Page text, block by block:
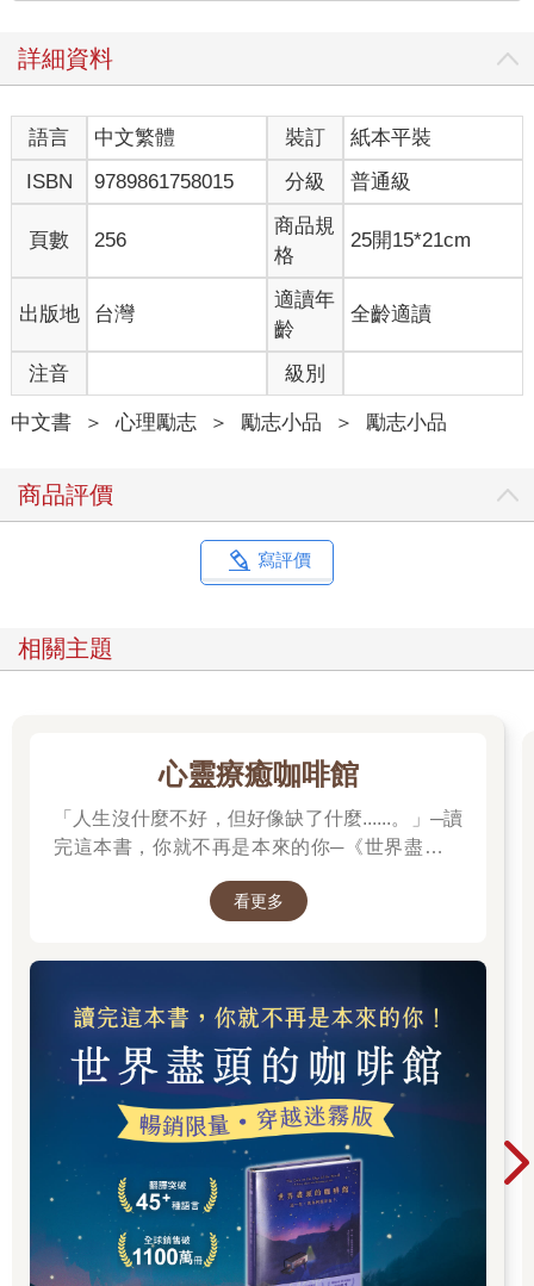
生遺憾。
的金錢跟時間都討回來。
這感受，很像大排長龍等待用餐的經歷：排隊時，我們餓著肚子
期盼能夠用餐的那一刻，排隊等待的時間愈久，入座後想塞進肚
子裡的餐點就愈多，會想把剛才排隊流逝的幾個小時全部討回
來。
這感受，也像極人生。年輕時，我們會用力地剝碎自己去迎合世
界，揣測自己在別人心中的各種樣子，一心想要得到別人的青
睞。在愛情、人際、工作、事業裡，我們投入自己所有的時間與
心力，期盼某一天有所回報，沿途擔心錯過任何一個機會。我們
努力，我們等待，我們堅持，我們渴望，我們把一件又一件的事
情按序塞進日程表裡排隊，等待時間叫號就開始執行。我們認為
自己終將有所獲得，也應該有所獲得，深信前期付出愈多，後期
就能討回來愈多。
然而，隨著時間推移，歲月逐漸讓人明白，人生發展並非自己全
然能掌控，有些事會徒勞無功，有些人會離開自己，有些機運過
人生，終究不是排隊進餐廳——遲早輪到自己；也不是順著準備
好的路線圖前進——沿途都有標示。人生是一場面對不確定性的
會知道此刻沒有得到的回報，或許成了更好的安排；不會知道某
個人的離開，或許讓你遇見更好的另一個人；不會知道你以為錯
人生到後來會明瞭——也可能是被迫接受——過去的事無法重
來，未來的事還在安排，唯一要把握的，是在此刻陪自己走下
想寫一本「跟自己有關」的書，是因為回顧過去十八年的日子，
深感了解自己是一件愈早開始愈好的事。
十八年，二○二四年是我出社會滿十八年。從人生階段來看，十八
需要開始為自己的行為負完全的責任（無論情感上或法律上）。
所以那天我察覺自己已經步入社會十八年後，深感光陰似箭，便
在這十八年中，我先是花了三年多的時間在科技業工作，後來花
了兩年多的時間摸索自己想做什麼，最後藉由寫作找到自己的落
腳處，如今一待已過了十二年。
期間，歷經工作失意、健康警訊、轉換職業、創業失敗、摸索人
生、破繭重生，我其實最想問自己的是：我有成為當初想要的那
你呢，你有成為當初想要的那個自己嗎？
這是一個對任何人來說都難以回答清楚的問題，因為在這時代我
們並不容易了解真實的自己。在這人人想要（或被迫）展現自己
最好一面的時代，我們會以別人的最佳狀態來度量自己的現況
——而且還是拿自己的最壞情況去比較——想當然最終只會居於
詳細資料
語言 中文繁體 裝訂
紙本平裝
ISBN
9789861758015 分級 普通級
頁數 256
商品規
格
25開15*21cm
出版地 台灣
適讀年
齡
全齡適讀
注音 級別
中文書 ＞ 心理勵志 ＞ 勵志小品 ＞ 勵志小品
商品評價
寫評價
相關主題
心靈療癒咖啡館
「人生沒什麼不好，但好像缺了什麼......。」─讀
完這本書，你就不再是本來的你─《世界盡頭的
看更多